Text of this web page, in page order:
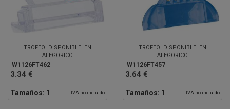
TROFEO DISPONIBLE EN
ALEGORICO
W1126FT462
3.34 €
Tamaños: 1 IVA no incluido
TROFEO DISPONIBLE EN
ALEGORICO
W1126FT457
3.64 €
Tamaños: 1 IVA no incluido